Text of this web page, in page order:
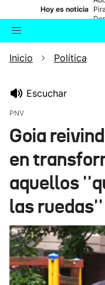
Hoy es noticia
Buscador
Inicio Política
Escuchar
PNV
Goia
en
aquellos
las ruedas''